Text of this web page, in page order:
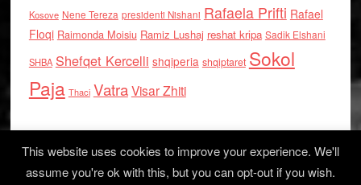
Kosove Nene Tereza presidenti Nishani Rafaela Prifti Rafael
Floqi Raimonda Moisiu Ramiz Lushaj reshat kripa Sadik Elshani
SHBA Shefqet Kercelli shqiperia shqiptaret Sokol
Paja Thaci VatraVisar Zhiti
This website uses cookies to improve your experience. We'll
assume you're ok with this, but you can opt-out if you wish.